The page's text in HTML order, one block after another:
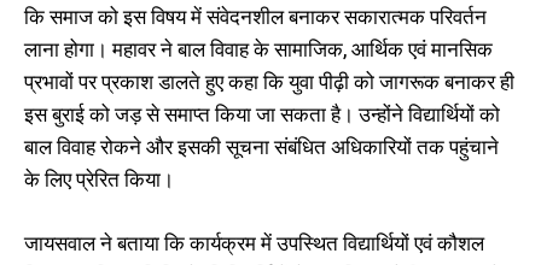
कि समाज को इस विषय में संवेदनशील बनाकर सकारात्मक परिवर्तन
लाना होगा। महावर ने बाल विवाह के सामाजिक, आर्थिक एवं मानसिक
प्रभावों पर प्रकाश डालते हुए कहा कि युवा पीढ़ी को जागरूक बनाकर ही
इस बुराई को जड़ से समाप्त किया जा सकता है। उन्होंने विद्यार्थियों को
बाल विवाह रोकने और इसकी सूचना संबंधित अधिकारियों तक पहुंचाने
के लिए प्रेरित किया।
जायसवाल ने बताया कि कार्यक्रम में उपस्थित विद्यार्थियों एवं कौशल